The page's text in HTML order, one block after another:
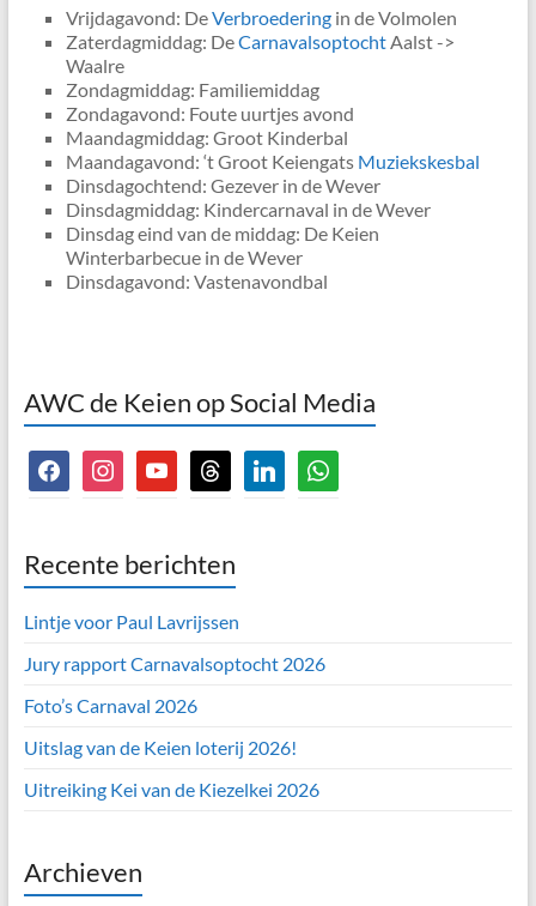
Vrijdagavond: DeVerbroederingin de Volmolen
Zaterdagmiddag: DeCarnavalsoptochtAalst ->
Waalre
Zondagmiddag: Familiemiddag
Zondagavond: Foute uurtjes avond
Maandagmiddag: Groot Kinderbal
Maandagavond: ‘t Groot Keiengats Muziekskesbal
Dinsdagochtend: Gezever in de Wever
Dinsdagmiddag: Kindercarnaval in de Wever
Dinsdag eind van de middag: De Keien
Winterbarbecue in de Wever
Dinsdagavond: Vastenavondbal
AWC de Keien op Social Media
facebookinstagramyoutubethreads linkedinwhatsapp
Recente berichten
Lintje voor Paul Lavrijssen
Jury rapport Carnavalsoptocht 2026
Foto’s Carnaval 2026
Uitslag van de Keien loterij 2026!
Uitreiking Kei van de Kiezelkei 2026
Archieven